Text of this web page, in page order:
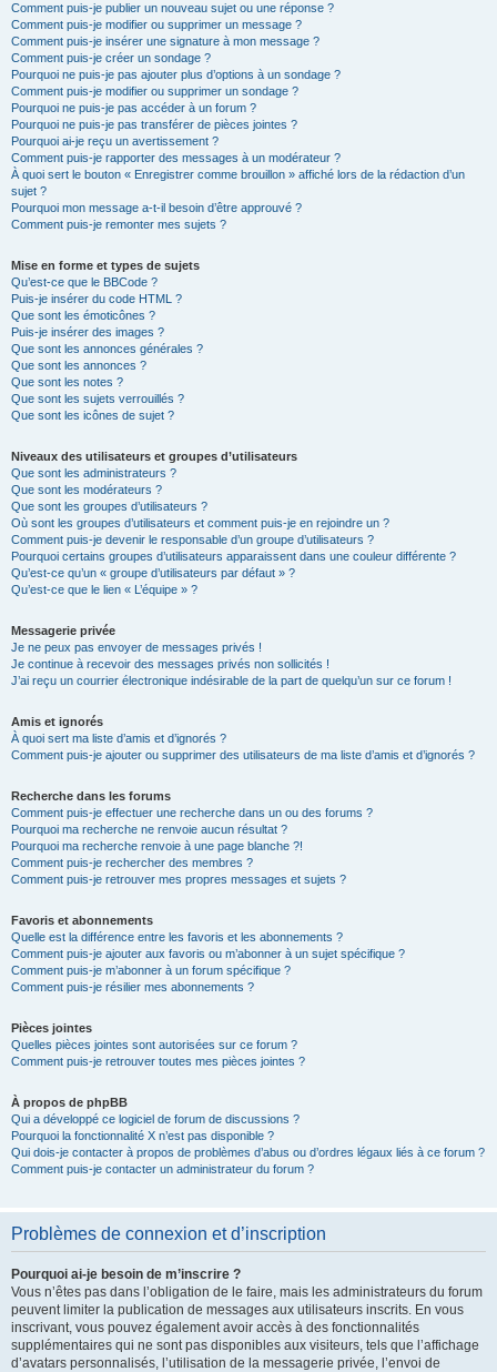
Comment puis-je publier un nouveau sujet ou une réponse ?
Comment puis-je modifier ou supprimer un message ?
Comment puis-je insérer une signature à mon message ?
Comment puis-je créer un sondage ?
Pourquoi ne puis-je pas ajouter plus d’options à un sondage ?
Comment puis-je modifier ou supprimer un sondage ?
Pourquoi ne puis-je pas accéder à un forum ?
Pourquoi ne puis-je pas transférer de pièces jointes ?
Pourquoi ai-je reçu un avertissement ?
Comment puis-je rapporter des messages à un modérateur ?
À quoi sert le bouton « Enregistrer comme brouillon » affiché lors de la rédaction d’un
sujet ?
Pourquoi mon message a-t-il besoin d’être approuvé ?
Comment puis-je remonter mes sujets ?
Mise en forme et types de sujets
Qu’est-ce que le BBCode ?
Puis-je insérer du code HTML ?
Que sont les émoticônes ?
Puis-je insérer des images ?
Que sont les annonces générales ?
Que sont les annonces ?
Que sont les notes ?
Que sont les sujets verrouillés ?
Que sont les icônes de sujet ?
Niveaux des utilisateurs et groupes d’utilisateurs
Que sont les administrateurs ?
Que sont les modérateurs ?
Que sont les groupes d’utilisateurs ?
Où sont les groupes d’utilisateurs et comment puis-je en rejoindre un ?
Comment puis-je devenir le responsable d’un groupe d’utilisateurs ?
Pourquoi certains groupes d’utilisateurs apparaissent dans une couleur différente ?
Qu’est-ce qu’un « groupe d’utilisateurs par défaut » ?
Qu’est-ce que le lien « L’équipe » ?
Messagerie privée
Je ne peux pas envoyer de messages privés !
Je continue à recevoir des messages privés non sollicités !
J’ai reçu un courrier électronique indésirable de la part de quelqu’un sur ce forum !
Amis et ignorés
À quoi sert ma liste d’amis et d’ignorés ?
Comment puis-je ajouter ou supprimer des utilisateurs de ma liste d’amis et d’ignorés ?
Recherche dans les forums
Comment puis-je effectuer une recherche dans un ou des forums ?
Pourquoi ma recherche ne renvoie aucun résultat ?
Pourquoi ma recherche renvoie à une page blanche ?!
Comment puis-je rechercher des membres ?
Comment puis-je retrouver mes propres messages et sujets ?
Favoris et abonnements
Quelle est la différence entre les favoris et les abonnements ?
Comment puis-je ajouter aux favoris ou m’abonner à un sujet spécifique ?
Comment puis-je m’abonner à un forum spécifique ?
Comment puis-je résilier mes abonnements ?
Pièces jointes
Quelles pièces jointes sont autorisées sur ce forum ?
Comment puis-je retrouver toutes mes pièces jointes ?
À propos de phpBB
Qui a développé ce logiciel de forum de discussions ?
Pourquoi la fonctionnalité X n’est pas disponible ?
Qui dois-je contacter à propos de problèmes d’abus ou d’ordres légaux liés à ce forum ?
Comment puis-je contacter un administrateur du forum ?
Problèmes de connexion et d’inscription
Pourquoi ai-je besoin de m’inscrire ?
Vous n’êtes pas dans l’obligation de le faire, mais les administrateurs du forum
peuvent limiter la publication de messages aux utilisateurs inscrits. En vous
inscrivant, vous pouvez également avoir accès à des fonctionnalités
supplémentaires qui ne sont pas disponibles aux visiteurs, tels que l’affichage
d’avatars personnalisés, l’utilisation de la messagerie privée, l’envoi de